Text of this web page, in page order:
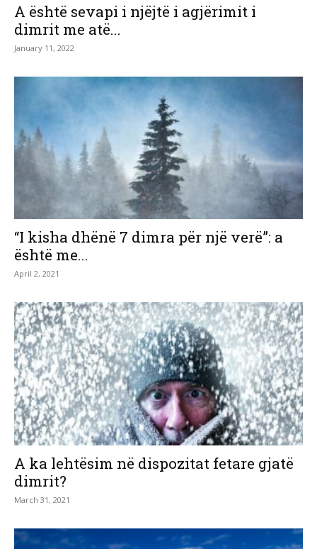
A është sevapi i njëjtë i agjërimit i
dimrit me atë...
January 11, 2022
“I kisha dhënë 7 dimra për një verë”: a
është me...
April 2, 2021
A ka lehtësim në dispozitat fetare gjatë
dimrit?
March 31, 2021